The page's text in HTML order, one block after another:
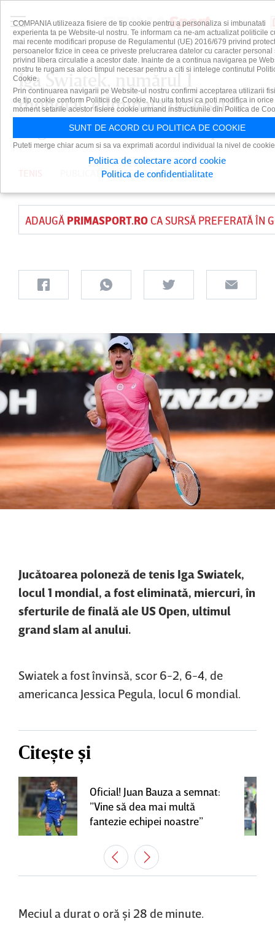
Iga Swiatek, numărul 1
mondial, eliminată de Jessica
Pegula în sferturi la US Open
PUBLICAT PE 5 SEP 2024
ADAUGĂ PRIMASPORT.ROCA SURSĂ PREFERATĂ ÎN
Jucătoarea poloneză de tenis Iga Swiatek,
locul 1 mondial, a fost eliminată, miercuri, în
sferturile de finală ale US Open, ultimul
grand slam al anului.
Swiatek a fost învinsă, scor 6-2, 6-4, de
americanca Jessica Pegula, locul 6 mondial.
Citește și
Oficial! Juan Bauza a semnat:
”Vine să dea mai multă
fantezie echipei noastre”
Meciul a durat o oră şi 28 de minute.
COMPANIA utilizeaza fisiere de tip cookie pentru a personaliza si imbunatati
experienta ta pe Website-ul nostru. Te informam ca ne-am actualizat politicile
mai recente modificari propuse de Regulamentul (UE) 2016/679 privind
persoanelor fizice in ceea ce priveste prelucrarea datelor cu caracter personal
privind libera circulatie a acestor date. Inainte de a continua navigarea pe
nostru te rugam sa aloci timpul necesar pentru a citi si intelege continutul
Cookie.
Prin continuarea navigarii pe Website-ul nostru confirmi acceptarea utilizarii
de tip cookie conform Politicii de Cookie. Nu uita totusi ca poti modifica in orice
moment setarile acestor fisiere cookie urmand instructiunile din Politica de
SUNT DE ACORD CU POLITICA DE COOKIE
Puteti merge chiar acum si sa va exprimati acordul individual la nivel de
Politica de colectare acord cookie
Politica de confidentialitate